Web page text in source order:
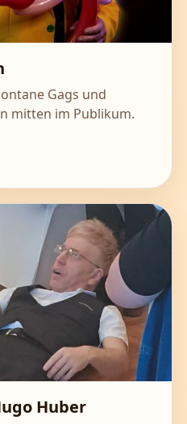
Gags und
mitten im Publikum.
Huber